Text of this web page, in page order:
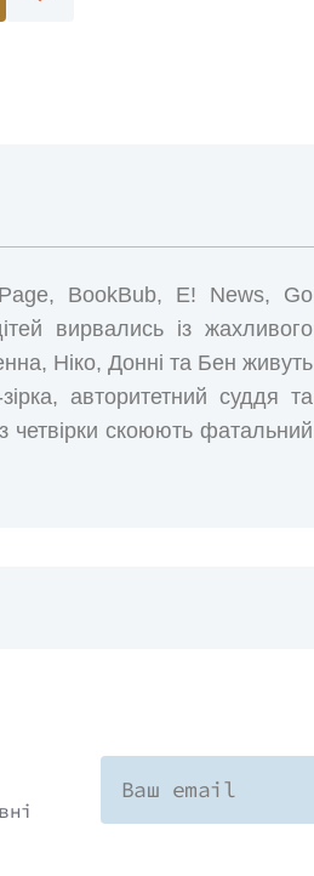
BookBub, E! News, Go
вирвались із жахливого
Ніко, Донні та Бен живуть
авторитетний суддя та
четвірки скоюють фатальний
їхньої смерті. Дженна, Ніко